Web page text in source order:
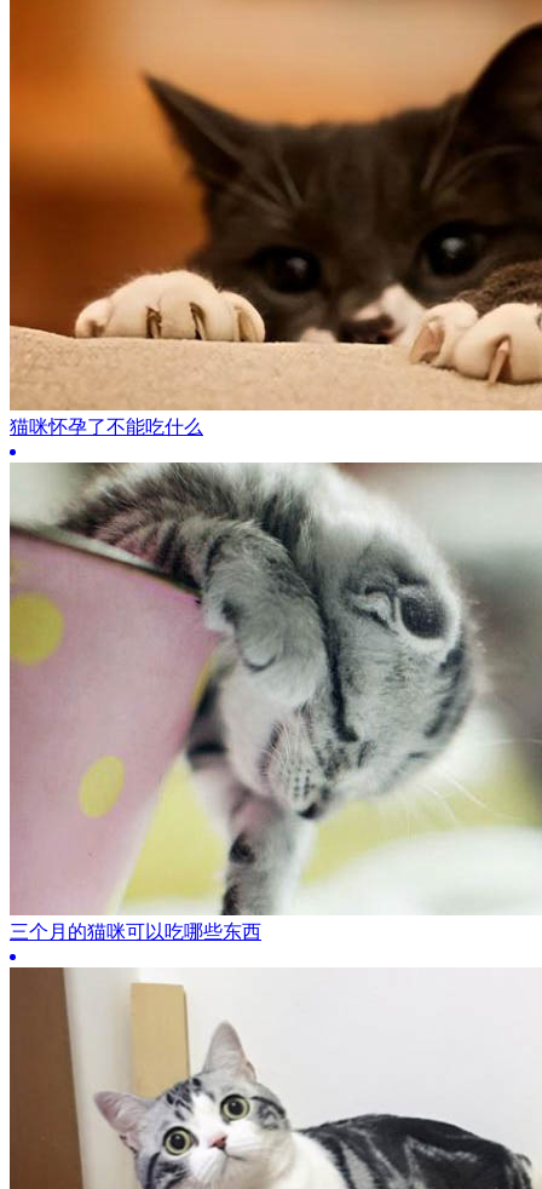
猫咪怀孕了不能吃什么
三个月的猫咪可以吃哪些东西